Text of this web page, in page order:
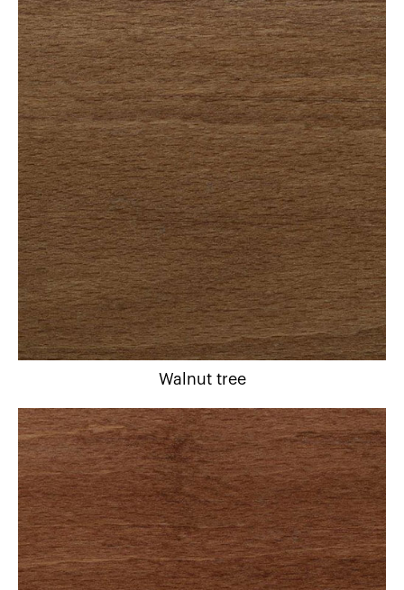
Walnut tree